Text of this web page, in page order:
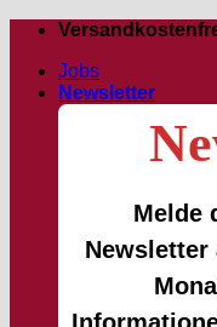
Passer
contenuJobs
Newsletter
Melde
Newsletter